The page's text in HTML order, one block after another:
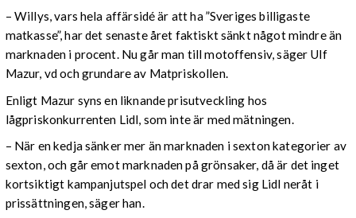
– Willys, vars hela affärsidé är att ha ”Sveriges billigaste
matkasse”, har det senaste året faktiskt sänkt något mindre än
marknaden i procent. Nu går man till motoffensiv, säger Ulf
Mazur, vd och grundare av Matpriskollen.
Enligt Mazur syns en liknande prisutveckling hos
lågpriskonkurrenten Lidl, som inte är med mätningen.
– När en kedja sänker mer än marknaden i sexton kategorier av
sexton, och går emot marknaden på grönsaker, då är det inget
kortsiktigt kampanjutspel och det drar med sig Lidl neråt i
prissättningen, säger han.